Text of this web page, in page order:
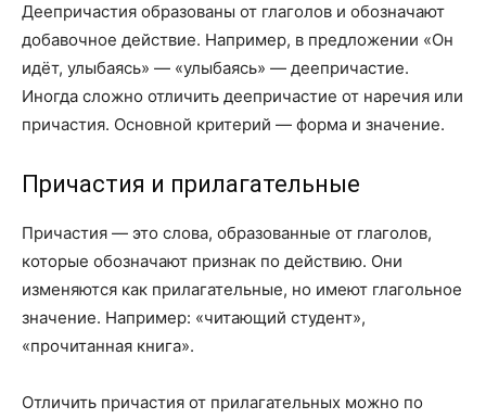
Деепричастия образованы от глаголов и обозначают
добавочное действие. Например, в предложении «Он
идёт, улыбаясь» — «улыбаясь» — деепричастие.
Иногда сложно отличить деепричастие от наречия или
причастия. Основной критерий — форма и значение.
Причастия и прилагательные
Причастия — это слова, образованные от глаголов,
которые обозначают признак по действию. Они
изменяются как прилагательные, но имеют глагольное
значение. Например: «читающий студент»,
«прочитанная книга».
Отличить причастия от прилагательных можно по